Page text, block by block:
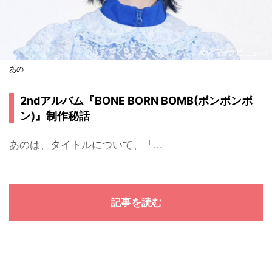
あの
2ndアルバム『BONE BORN BOMB(ボンボンボ
ン)』制作秘話
あのは、タイトルについて、「...
記事を読む